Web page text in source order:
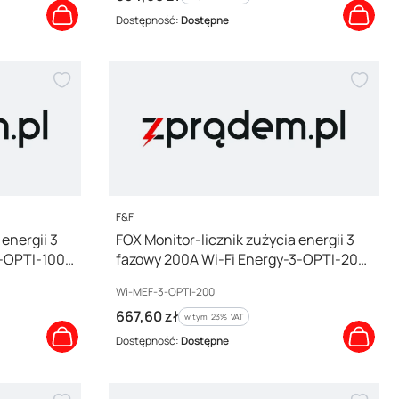
Dostępność:Dostępne
3
100
PRODUCENT
F&F
FOX Monitor-licznik zużycia energii 3
fazowy 200A Wi-Fi Energy-3-OPTI-200
Kod producenta
Wi-MEF-3-OPTI-200
Cena brutto
667,60 zł w tym %s VAT
w tym 23% VAT
Dostępność:Dostępne